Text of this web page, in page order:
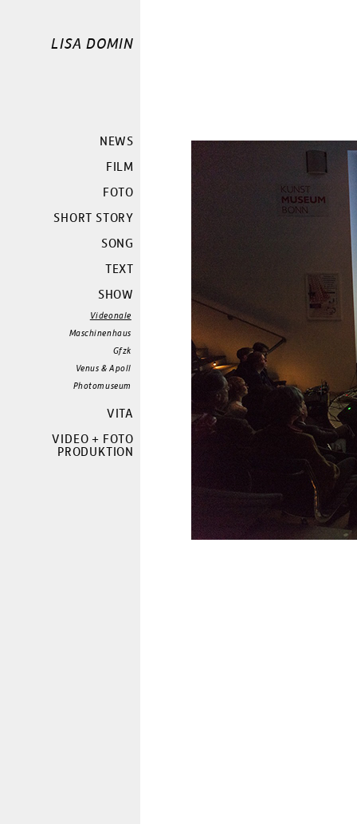
LISA DOMIN
NEWS
FILM
FOTO
SHORT STORY
SONG
TEXT
SHOW
Videonale
Maschinenhaus
Gfzk
Venus & Apoll
Photomuseum
VITA
VIDEO + FOTO
PRODUKTION